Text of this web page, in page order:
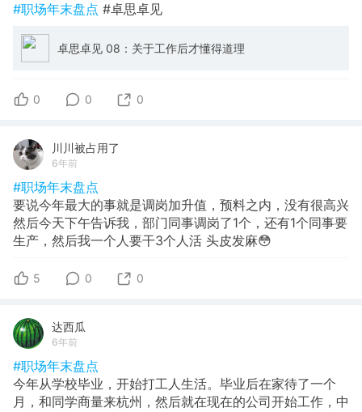
#职场年末盘点 #卓思卓见
卓思卓见 08：关于工作后才懂得道理
0 0 0
川川被占用了
6年前
#职场年末盘点
要说今年最大的事就是调岗加升值，预料之内，没有很高兴
然后今天下午告诉我，部门同事调岗了1个，还有1个同事要
生产，然后我一个人要干3个人活 头皮发麻😳
5 0 0
达西瓜
6年前
#职场年末盘点
今年从学校毕业，开始打工人生活。毕业后在家待了一个
月，和同学商量来杭州，然后就在现在的公司开始工作，中